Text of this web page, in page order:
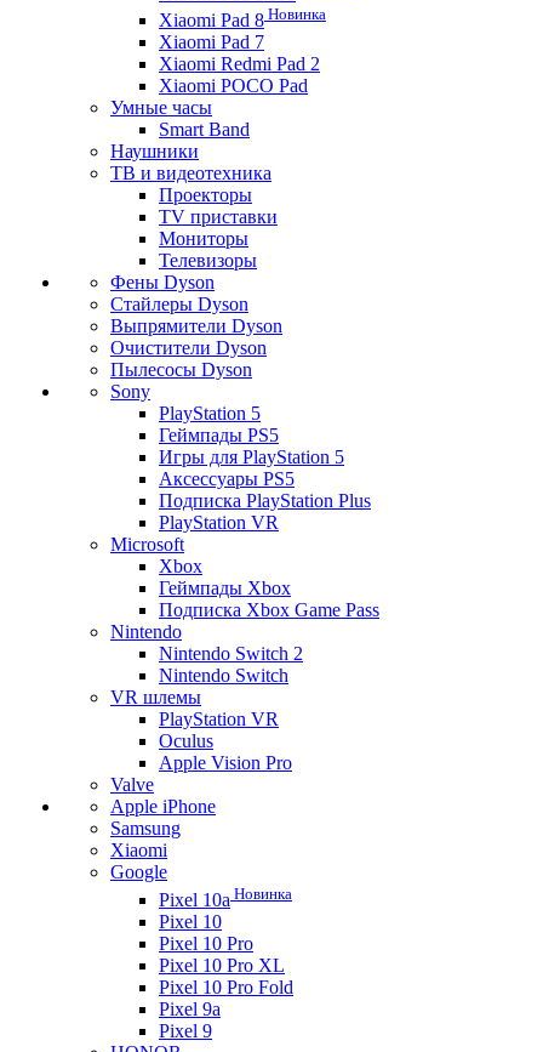
Xiaomi Pad 8 Новинка
Xiaomi Pad 7
Xiaomi Redmi Pad 2
Xiaomi POCO Pad
Умные часы
Smart Band
Наушники
ТВ и видеотехника
Проекторы
TV приставки
Мониторы
Телевизоры
Фены Dyson
Стайлеры Dyson
Выпрямители Dyson
Очистители Dyson
Пылесосы Dyson
Sony
PlayStation 5
Геймпады PS5
Игры для PlayStation 5
Аксессуары PS5
Подписка PlayStation Plus
PlayStation VR
Microsoft
Xbox
Геймпады Xbox
Подписка Xbox Game Pass
Nintendo
Nintendo Switch 2
Nintendo Switch
VR шлемы
PlayStation VR
Oculus
Apple Vision Pro
Valve
Apple iPhone
Samsung
Xiaomi
Google
Pixel 10a Новинка
Pixel 10
Pixel 10 Pro
Pixel 10 Pro XL
Pixel 10 Pro Fold
Pixel 9a
Pixel 9